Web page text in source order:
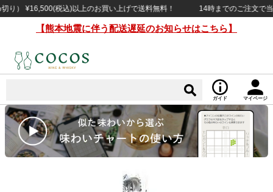
¥16,500(税込)以上のお買い上げで送料無料！ 14時までのご注文で当日
【熊本地震に伴う配送遅延のお知らせはこちら】
ガイド マイページ